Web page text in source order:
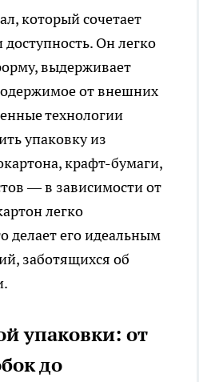
который сочетает
доступность. Он легко
выдерживает
от внешних
технологии
упаковку из
крафт-бумаги,
— в зависимости от
легко
делает его идеальным
заботящихся об
упаковки: от
до